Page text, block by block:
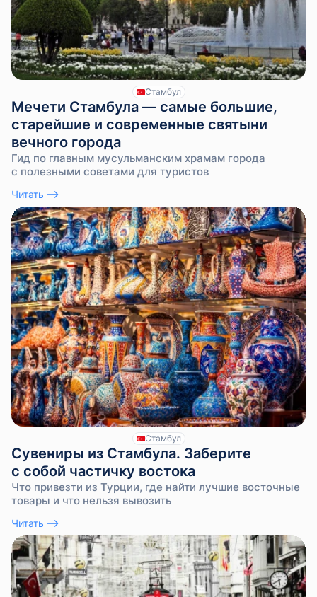
Стамбул
Мечети Стамбула — самые большие,
старейшие и современные святыни
вечного города
Гид по главным мусульманским храмам города
с полезными советами для туристов
Читать
Стамбул
Сувениры из Стамбула. Заберите
с собой частичку востока
Что привезти из Турции, где найти лучшие восточные
товары и что нельзя вывозить
Читать